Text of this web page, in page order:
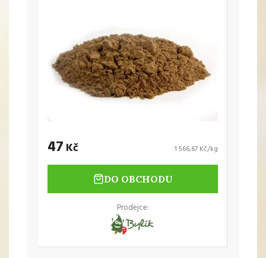
47Kč 1 566,67 Kč/kg
DO OBCHODU
Prodejce: